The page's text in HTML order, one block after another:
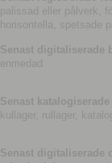
palissad eller pålverk,
horisontella, spetsade
Senast digitaliserade
enmedad
Senast katalogiserade
kullager, rullager,
Senast digitaliserade